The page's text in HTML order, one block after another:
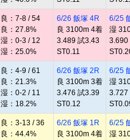
良：7-8 / 54
良：27.8%
湿：0-3 / 12
湿：25.0%
6/26 飯塚 4R
良 3100m 4着
3.489 試3.43
ST0.11
6/25
湿
3.690
良：4-9 / 61
良：21.3%
湿：0-2 / 11
湿：18.2%
6/26 飯塚 2R
良 3100m 3着
3.476 試3.39
ST0.12
6/25
湿
3.727
良：3-13 / 36
良：44.4%
6/26 飯塚 1R
良 3100m 4着
6/25
湿